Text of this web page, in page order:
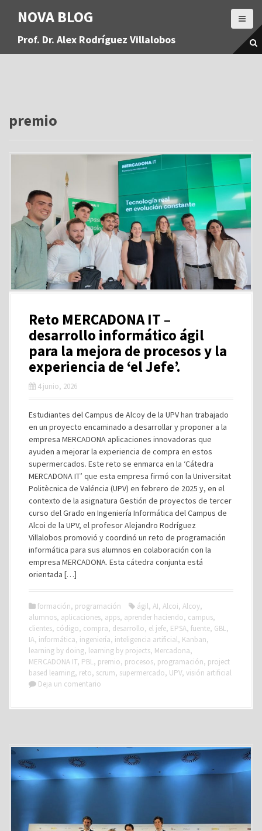
a
NOVA BLOG
Prof. Dr. Alex Rodríguez Villalobos
premio
Reto MERCADONA IT –
desarrollo informático ágil
para la mejora de procesos y la
experiencia de ‘el Jefe’.
4 junio, 2026
Estudiantes del Campus de Alcoy de la UPV han trabajado
en un proyecto encaminado a desarrollar y proponer a la
empresa MERCADONA aplicaciones innovadoras que
ayuden a mejorar la experiencia de compra en estos
supermercados. Este reto se enmarca en la ‘Cátedra
MERCADONA IT’ que esta empresa firmó con la Universitat
Politècnica de Valéncia (UPV) en febrero de 2025 y, en el
contexto de la asignatura Gestión de proyectos de tercer
curso del Grado en Ingeniería Informática del Campus de
Alcoi de la UPV, el profesor Alejandro Rodríguez
Villalobos promovió y coordinó un reto de programación
informática para sus alumnos en colaboración con la
empresa MERCADONA. Esta cátedra conjunta está
orientada […]
formación, programación ágil, AI, Alcoi, Alcoy,
alumnos, aplicaciones, apps, aprender haciendo, campus,
clientes, código, compra, desarrollo, el jefe, EPSA, fuente, GBL,
IA, informática, ingeniería, inteligencia artificial, Kanban,
learning by doing, learning by projects, Mercadona,
MERCADONA IT, PBL, premio, procesos, programación, project
based learning, reto, scrum, supermercado, UPV, visión artificial
Deja un comentario